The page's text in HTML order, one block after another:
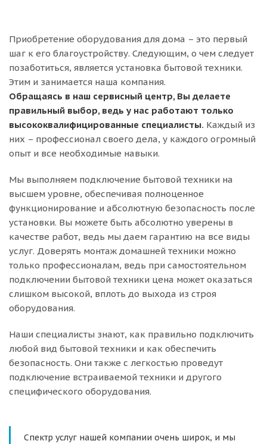
Приобретение оборудования для дома – это первый
шаг к его благоустройству. Следующим, о чем следует
позаботиться, является установка бытовой техники.
Этим и занимается наша компания.
Обращаясь в наш сервисный центр, Вы делаете
правильный выбор, ведь у нас работают только
высококвалифицированные специалисты. Каждый из
них – профессионал своего дела, у каждого огромный
опыт и все необходимые навыки.
Мы выполняем подключение бытовой техники на
высшем уровне, обеспечивая полноценное
функционирование и абсолютную безопасность после
установки. Вы можете быть абсолютно уверены в
качестве работ, ведь мы даем гарантию на все виды
услуг. Доверять монтаж домашней техники можно
только профессионалам, ведь при самостоятельном
подключении бытовой техники цена может оказаться
слишком высокой, вплоть до выхода из строя
оборудования.
Наши специалисты знают, как правильно подключить
любой вид бытовой техники и как обеспечить
безопасность. Они также с легкостью проведут
подключение встраиваемой техники и другого
специфического оборудования.
Спектр услуг нашей компании очень широк, и мы